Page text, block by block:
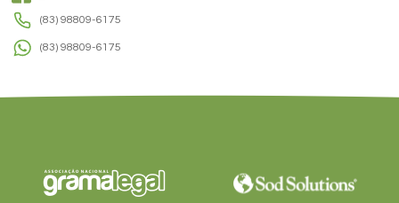
(83) 98809-6175
(83) 98809-6175